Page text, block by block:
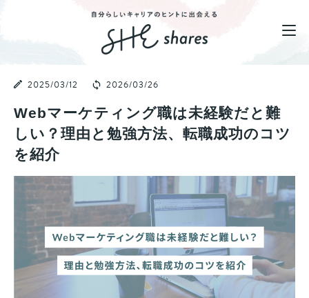
2025/03/12 2026/03/26
Webマーケティング職は未経験だと難
しい？理由と勉強方法、転職成功のコツ
を紹介